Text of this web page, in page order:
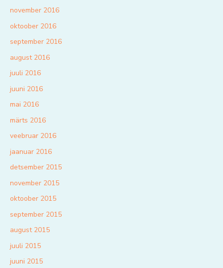
november 2016
oktoober 2016
september 2016
august 2016
juuli 2016
juuni 2016
mai 2016
märts 2016
veebruar 2016
jaanuar 2016
detsember 2015
november 2015
oktoober 2015
september 2015
august 2015
juuli 2015
juuni 2015